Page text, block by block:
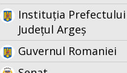
Instituția Prefectului
Județul Argeș
Guvernul Romaniei